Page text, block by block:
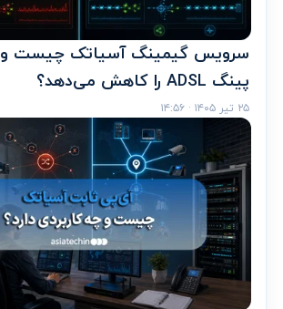
سرویس گیمینگ آسیاتک چیست و
پینگ ADSL را کاهش می‌دهد؟
۲۵ تیر ۱۴۰۵ · ۱۴:۵۶